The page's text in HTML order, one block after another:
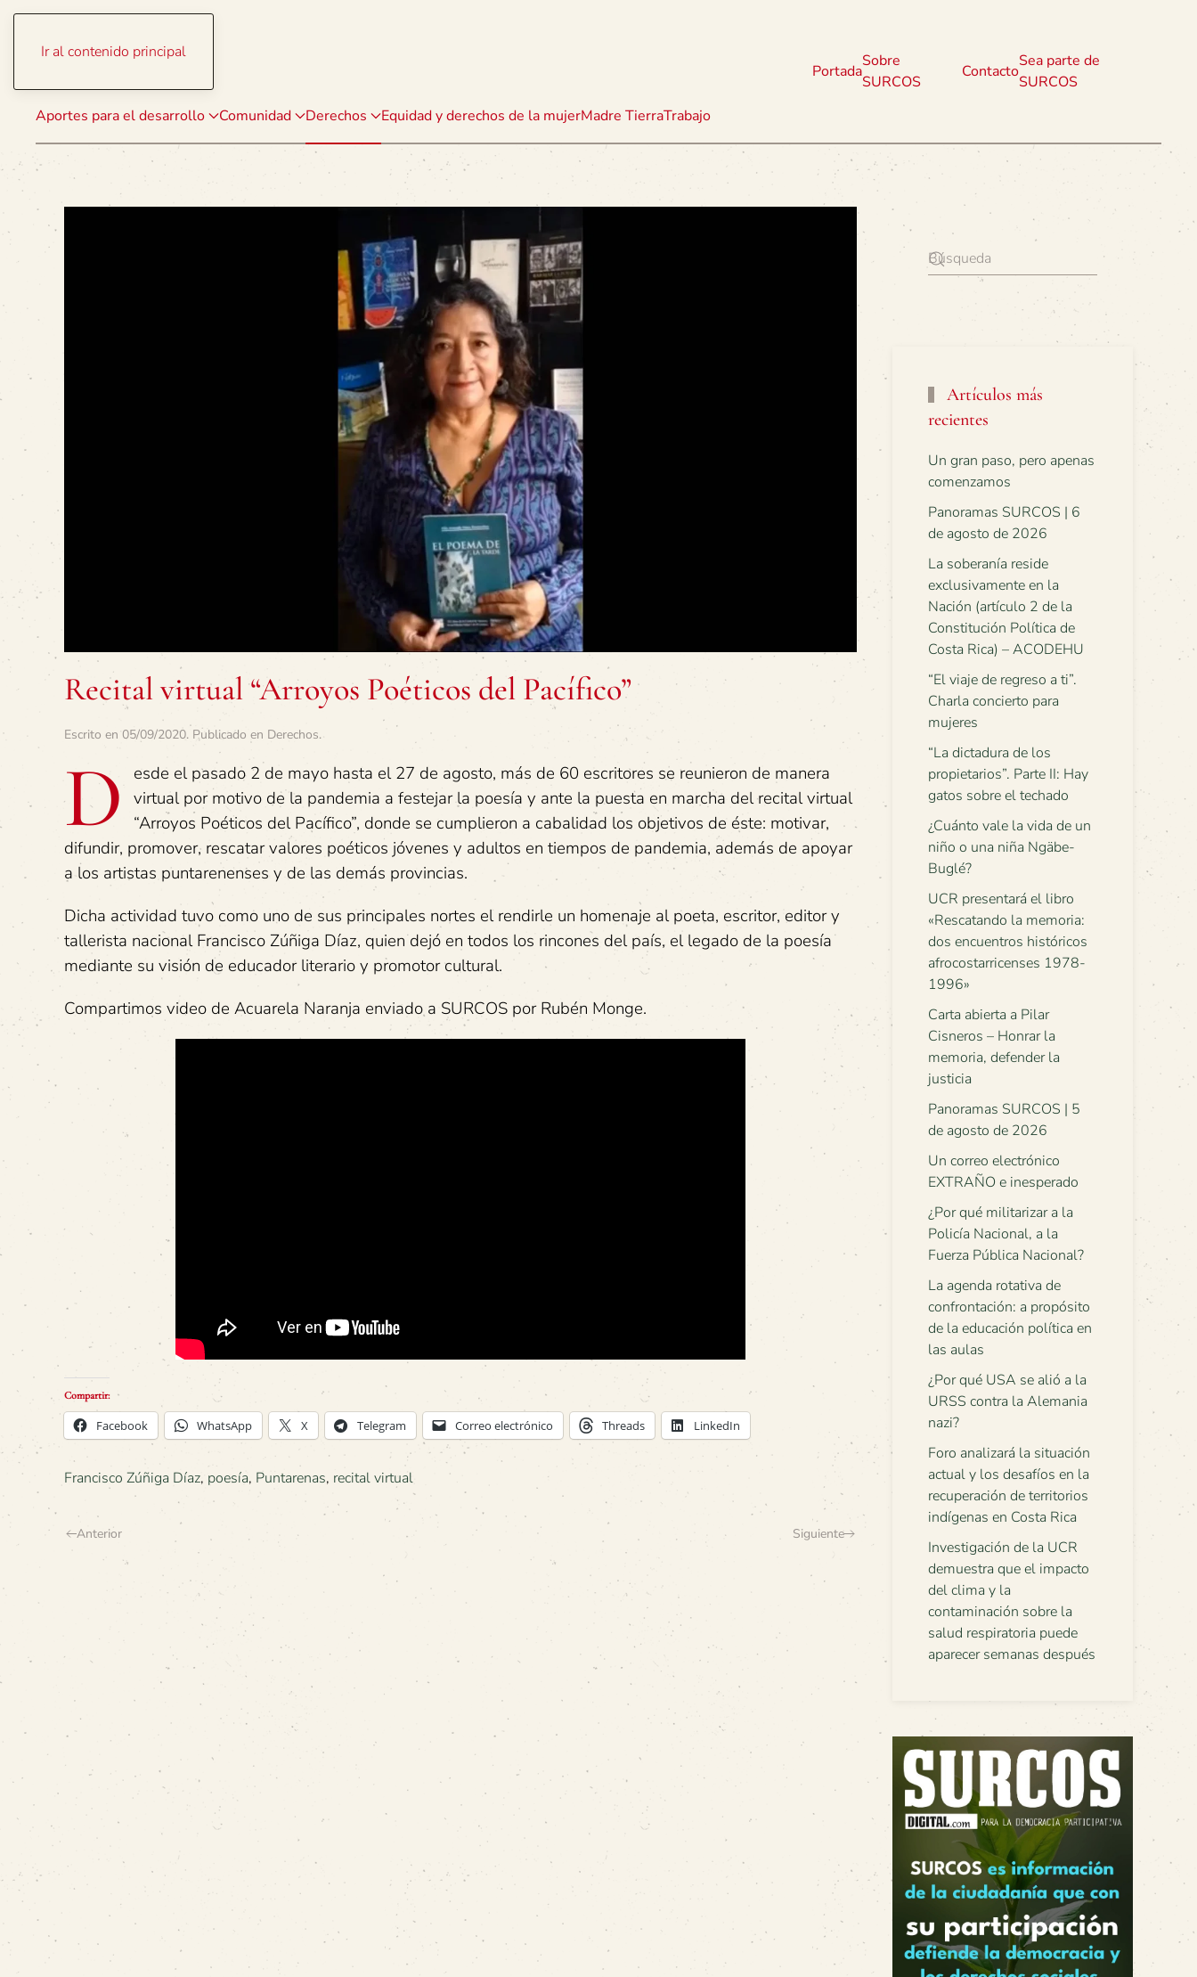
Ir al contenido principal
Aportes para el desarrollo Comunidad Derechos Equidad y derechos de la mujerMadre TierraTrabajo
Portada
Sobre
SURCOS
Contacto
Sea parte de
SURCOS
Recital virtual “Arroyos Poéticos del Pacífico”
Escrito en 05/09/2020. Publicado en Derechos.
D
esde el pasado 2 de mayo hasta el 27 de agosto, más de 60 escritores se reunieron de manera
virtual por motivo de la pandemia a festejar la poesía y ante la puesta en marcha del recital virtual
“Arroyos Poéticos del Pacífico”, donde se cumplieron a cabalidad los objetivos de éste: motivar,
difundir, promover, rescatar valores poéticos jóvenes y adultos en tiempos de pandemia, además de apoyar
a los artistas puntarenenses y de las demás provincias.
Dicha actividad tuvo como uno de sus principales nortes el rendirle un homenaje al poeta, escritor, editor y
tallerista nacional Francisco Zúñiga Díaz, quien dejó en todos los rincones del país, el legado de la poesía
mediante su visión de educador literario y promotor cultural.
Compartimos video de Acuarela Naranja enviado a SURCOS por Rubén Monge.
Compartir:
Facebook WhatsApp X Telegram Correo electrónico Threads LinkedIn
Francisco Zúñiga Díaz, poesía, Puntarenas, recital virtual
Anterior Siguiente
Artículos más
recientes
Un gran paso, pero apenas
comenzamos
Panoramas SURCOS | 6
de agosto de 2026
La soberanía reside
exclusivamente en la
Nación (artículo 2 de la
Constitución Política de
Costa Rica) – ACODEHU
“El viaje de regreso a ti”.
Charla concierto para
mujeres
“La dictadura de los
propietarios”. Parte II: Hay
gatos sobre el techado
¿Cuánto vale la vida de un
niño o una niña Ngäbe-
Buglé?
UCR presentará el libro
«Rescatando la memoria:
dos encuentros históricos
afrocostarricenses 1978-
1996»
Carta abierta a Pilar
Cisneros – Honrar la
memoria, defender la
justicia
Panoramas SURCOS | 5
de agosto de 2026
Un correo electrónico
EXTRAÑO e inesperado
¿Por qué militarizar a la
Policía Nacional, a la
Fuerza Pública Nacional?
La agenda rotativa de
confrontación: a propósito
de la educación política en
las aulas
¿Por qué USA se alió a la
URSS contra la Alemania
nazi?
Foro analizará la situación
actual y los desafíos en la
recuperación de territorios
indígenas en Costa Rica
Investigación de la UCR
demuestra que el impacto
del clima y la
contaminación sobre la
salud respiratoria puede
aparecer semanas después